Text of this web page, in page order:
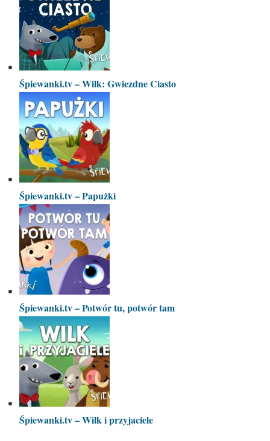
Śpiewanki.tv – Wilk: Gwiezdne Ciasto
Śpiewanki.tv – Papużki
Śpiewanki.tv – Potwór tu, potwór tam
Śpiewanki.tv – Wilk i przyjaciele